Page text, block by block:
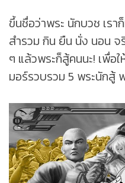
ขึ้นชื่อว่าพระ นักบวช เร
สำรวม กิน ยืน นั่ง นอน
ๆ แล้วพระก็สู้คนนะ! เพื่อ
มอร์รวบรวม 5 พระนักสู้